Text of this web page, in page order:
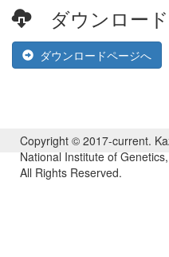
ダウンロード
ダウンロードページへ
Copyright © 2017-current.
National Institute of
All Rights Reserved.